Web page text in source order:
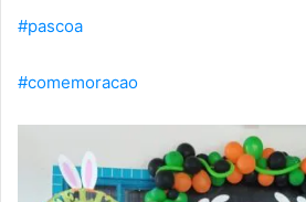
#pascoa
#comemoracao